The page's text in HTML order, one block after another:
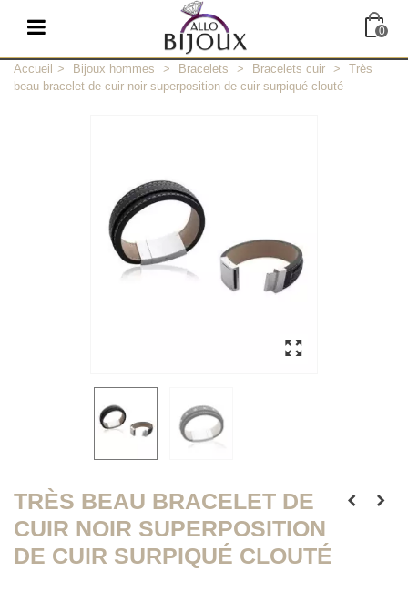
0
Accueil > Bijoux hommes > Bracelets > Bracelets cuir >
Très
beau bracelet de cuir noir superposition de cuir surpiqué clouté
TRÈS BEAU BRACELET DE
CUIR NOIR SUPERPOSITION
DE CUIR SURPIQUÉ CLOUTÉ